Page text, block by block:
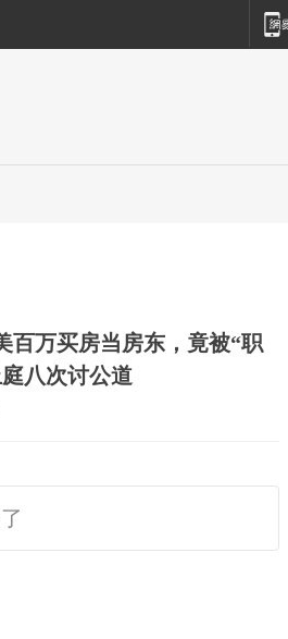
百万买房当房东，竟被“职
八次讨公道